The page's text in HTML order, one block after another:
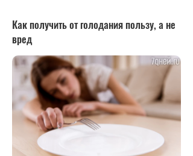
Как получить от голодания пользу, а не
вред